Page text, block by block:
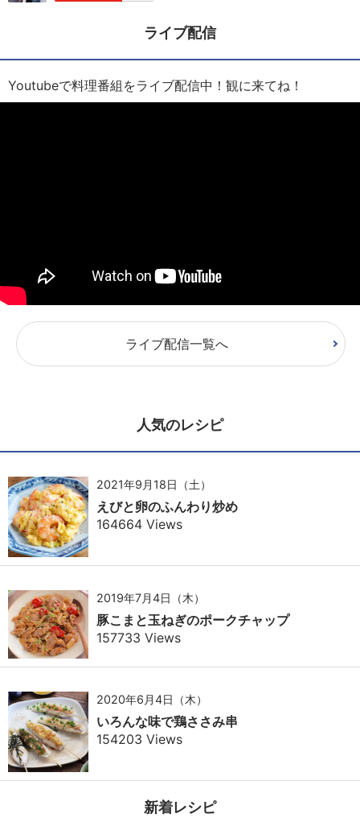
ライブ配信
Youtubeで料理番組をライブ配信中！観に来てね！
ライブ配信一覧へ
人気のレシピ
2021年9月18日（土）
えびと卵のふんわり炒め
164664 Views
2019年7月4日（木）
豚こまと玉ねぎのポークチャップ
157733 Views
2020年6月4日（木）
いろんな味で鶏ささみ串
154203 Views
新着レシピ